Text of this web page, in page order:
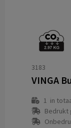
3183
VINGA
1 in
Bedrukt